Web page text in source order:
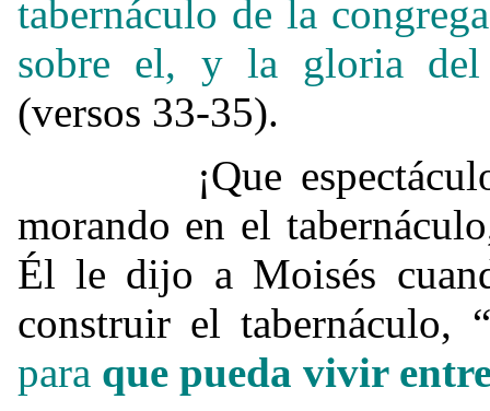
tabernáculo de la
sobre el, y la gloria del
(versos 33-35).
¡Que espectáculo
morando en el
Él le dijo a Moisés
construir el tabernáculo, “
para que pueda vivir